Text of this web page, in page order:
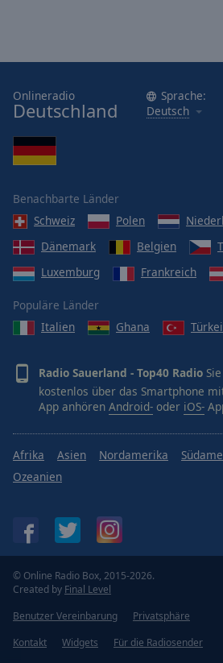
Onlineradio
Deutschland
Sprache:
Deutsch
Benachbarte Länder
Schweiz
Polen
Dänemark
Belgien
Luxemburg
Frankreich
Populäre Länder
Italien
Ghana Türkei
Radio Sauerland - Top40 Radio
kostenlos über das Smartphone
App anhören Android- oder iOS-
Afrika Asien Nordamerika
Ozeanien
© Online Radio Box, 2015-2026.
Created by Final Level
Benutzer Vereinbarung
Privatsphäre
Kontakt
Widgets Für die Radiosender